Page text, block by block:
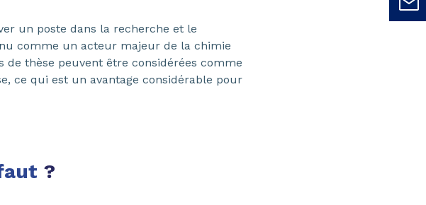
un poste dans la recherche et le
comme un acteur majeur de la chimie
de thèse peuvent être considérées comme
ce qui est un avantage considérable pour
?